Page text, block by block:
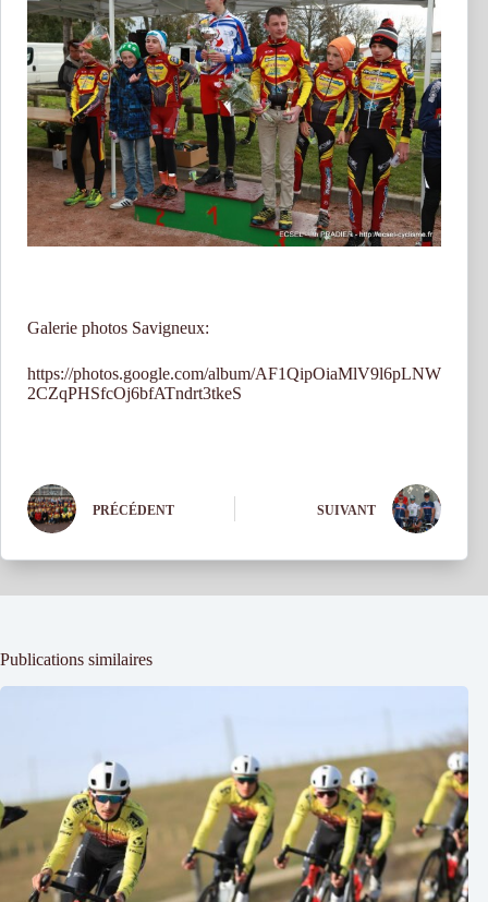
Galerie photos Savigneux:
https://photos.google.com/album/AF1QipOiaMlV9l6pLNW
2CZqPHSfcOj6bfATndrt3tkeS
PRÉCÉDENT SUIVANT
Publications similaires